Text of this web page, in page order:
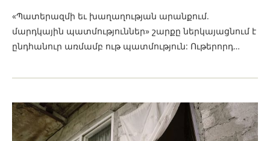
«Պատերազմի եւ խաղաղության արանքում.
մարդկային պատմություններ» շարքը ներկայացնում է
ընդհանուր առմամբ ութ պատմություն: Ութերորդ…